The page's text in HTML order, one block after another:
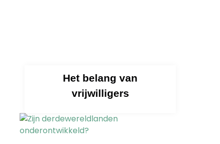
Het belang van
vrijwilligers